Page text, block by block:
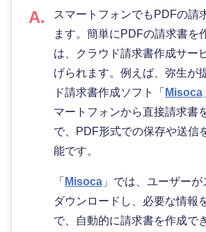
スマートフォンでもPDFの請
ます。簡単にPDFの請求書を
は、クラウド請求書作成サー
げられます。例えば、弥生が
ド請求書作成ソフト「 Misoca
マートフォンから直接請求書
で、PDF形式での保存や送信
能です。
「 Misoca 」では、ユーザー
ダウンロードし、必要な情報
で、自動的に請求書を作成で